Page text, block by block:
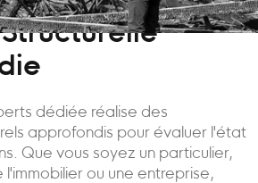
dédiée réalise des
approfondis pour évaluer l'état
Que vous soyez un particulier,
l'immobilier ou une entreprise,